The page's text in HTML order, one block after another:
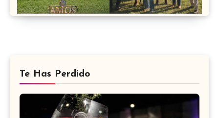
Te Has Perdido